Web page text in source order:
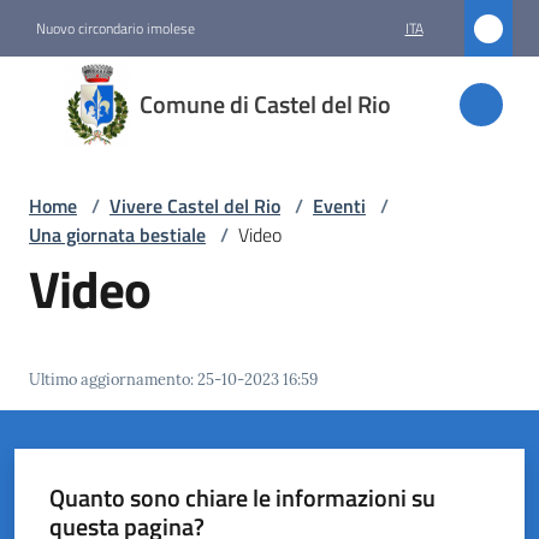
Nuovo circondario imolese ITA
Comune di Castel del Rio
Comune
di
Castel
Amministrazione
Vivere
Castel
Home / Vivere Castel del Rio / Eventi /
Una giornata bestiale / Video
Video
Ultimo aggiornamento:25-10-2023 16:59
Quanto sono chiare le informazioni su
questa pagina?